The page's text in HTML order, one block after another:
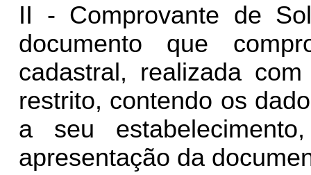
II - Comprovante de
documento que
cadastral, realizada
restrito, contendo os
a seu
apresentação da